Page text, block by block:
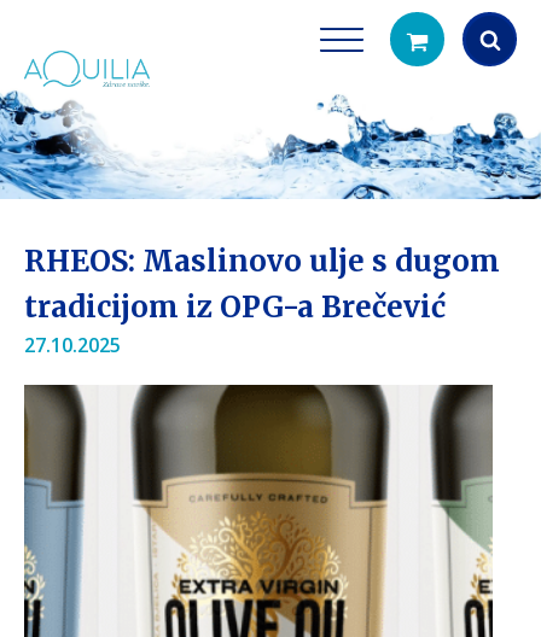
search
RHEOS: Maslinovo ulje s dugom
tradicijom iz OPG-a Brečević
27.10.2025
Tuš glave
filtriranje vode za tuširanje
Vrčevi za
Potpuno prijenosno